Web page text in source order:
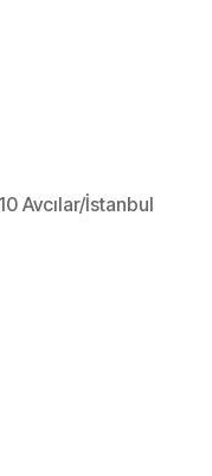
Avcılar/İstanbul